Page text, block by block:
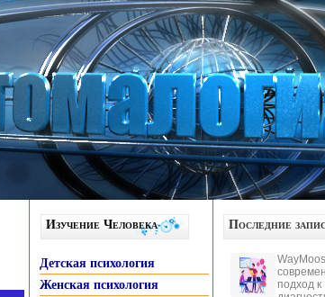
Изучение Человека
Детская психология
Женская психология
Последние
подход к